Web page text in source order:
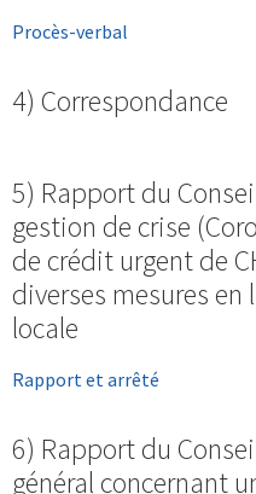
Procès-verbal
4) Correspondance
5) Rapport du
gestion de crise
de crédit urgent de
diverses mesures
locale
Rapport et arrêté
6) Rapport du
général concernant